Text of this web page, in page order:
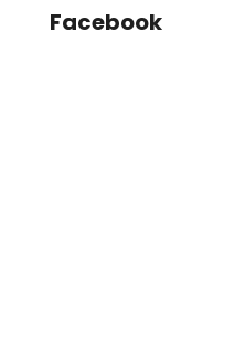
Facebook